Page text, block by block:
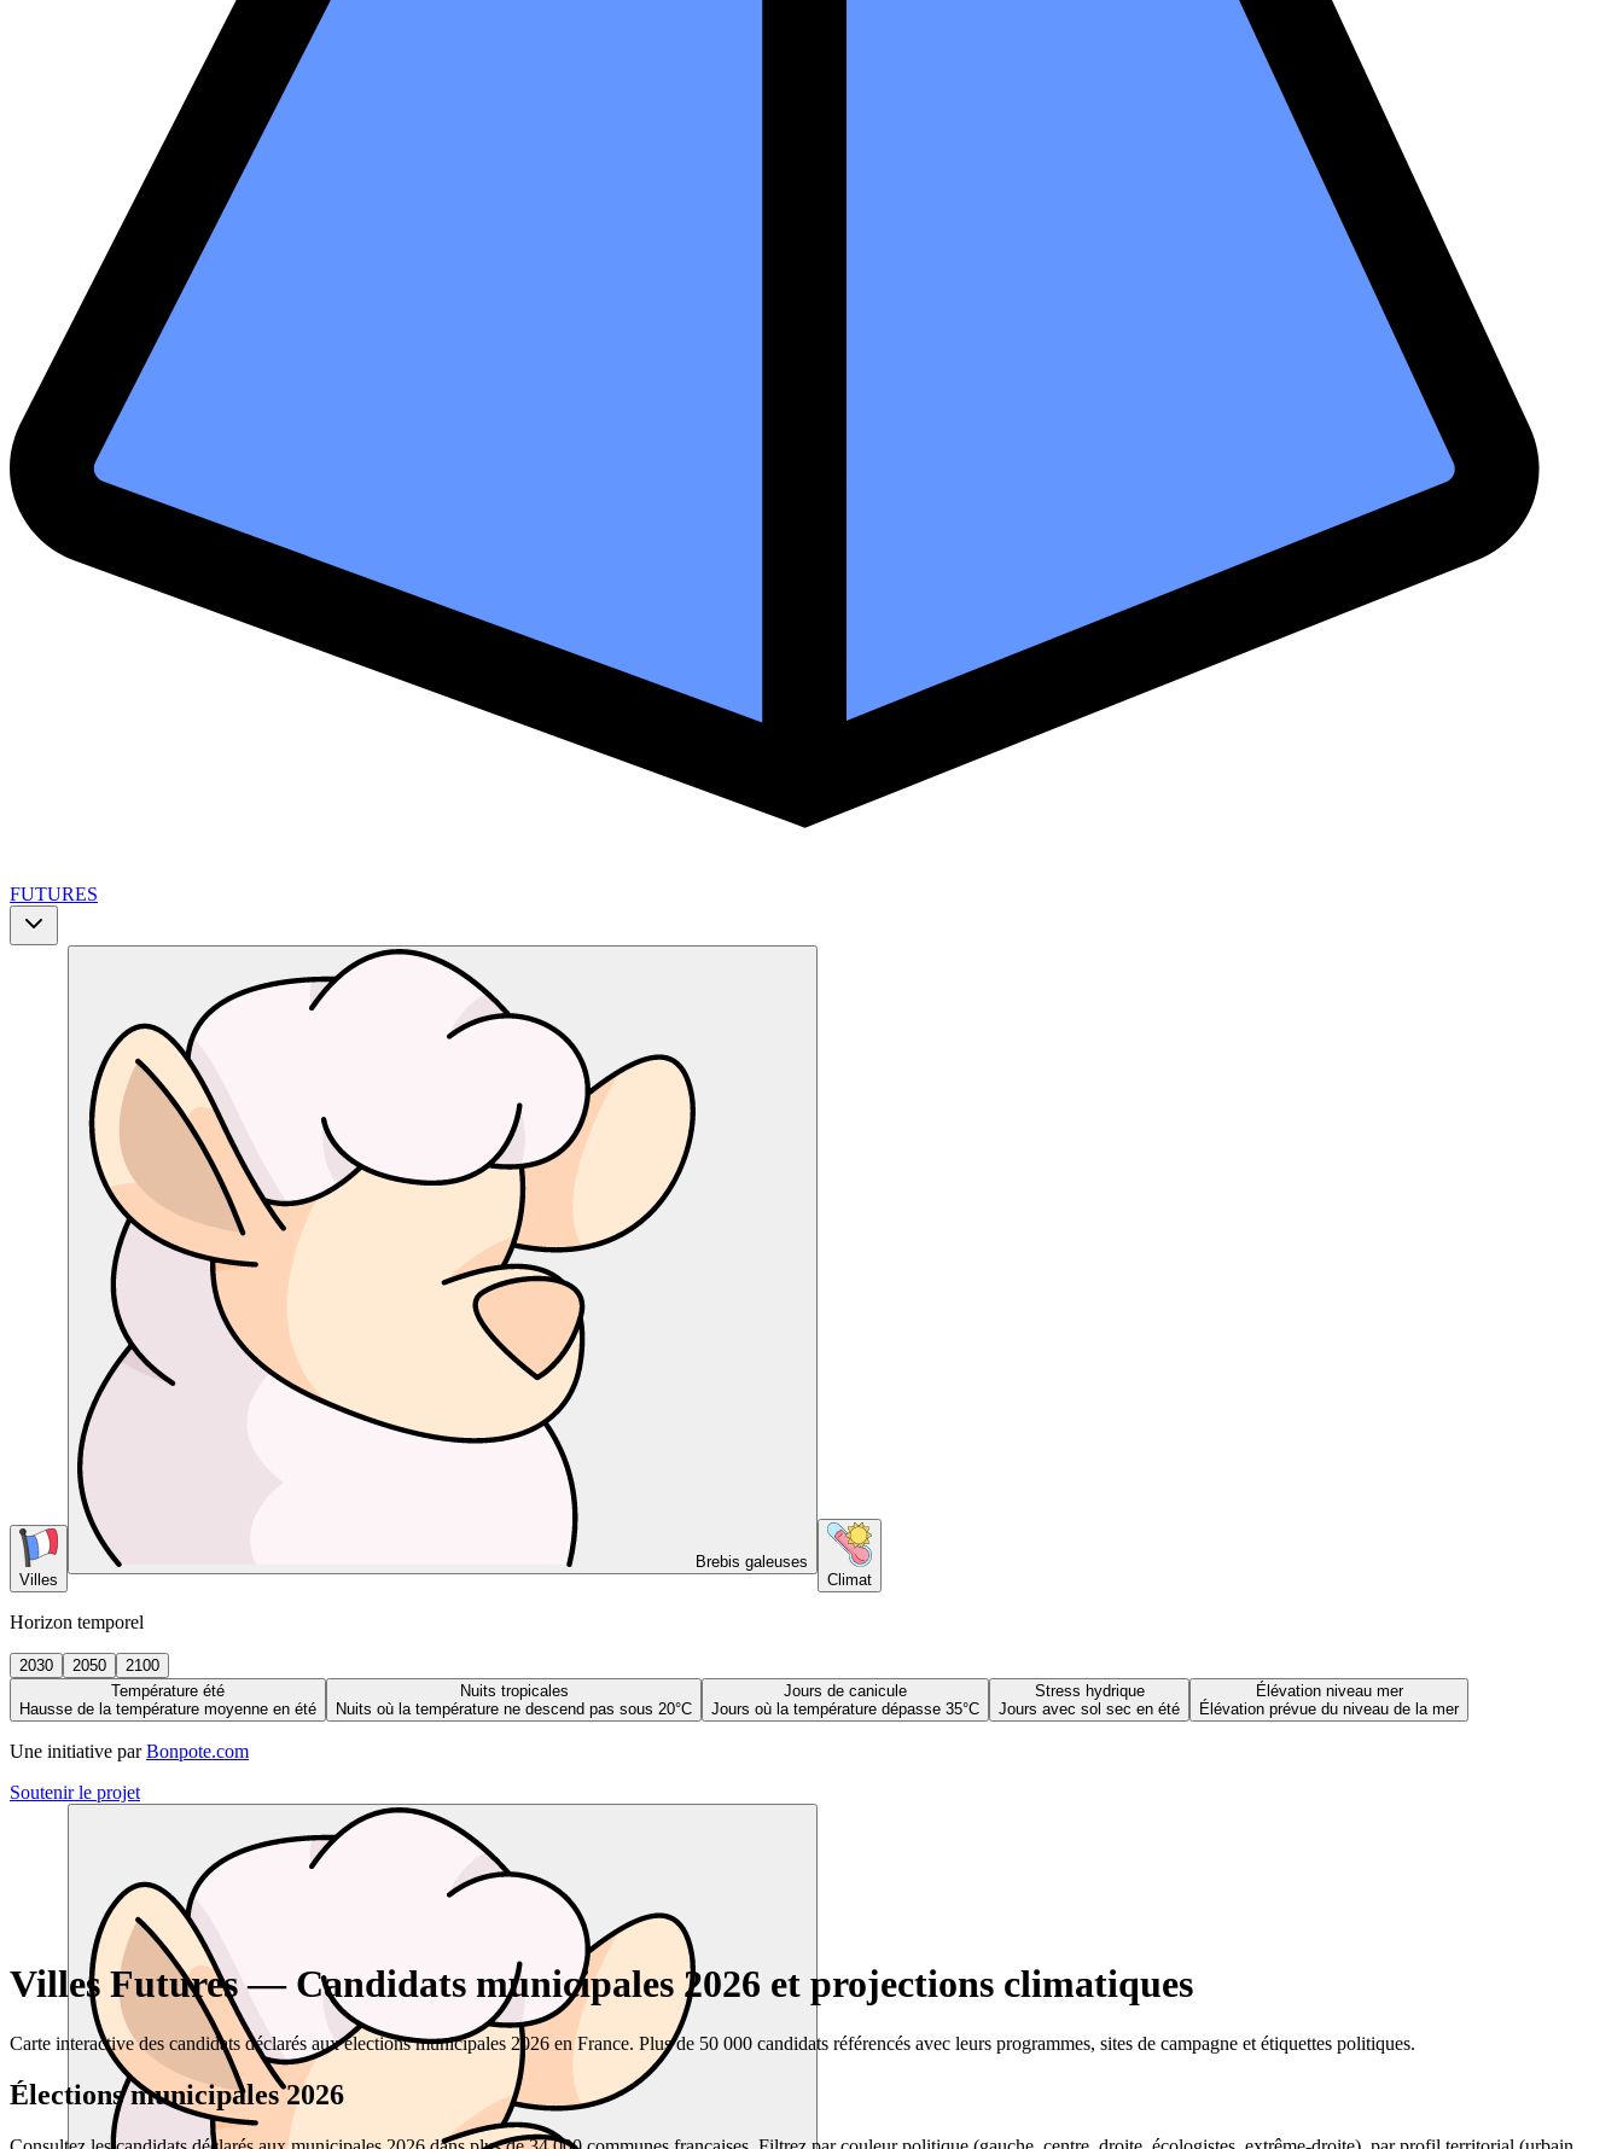
FUTURES
Villes
Brebis galeuses
Climat
Horizon temporel
2030 2050
2100
Température été
Hausse de la température moyenne en été
Nuits tropicales
Nuits où la température ne descend pas sous 20°C
Jours de canicule
Jours où la température dépasse 35°C
Stress hydrique
Jours avec sol sec en été
Élévation niveau mer
Élévation prévue du niveau de la mer
Une initiative par Bonpote.com
Soutenir le projet
Villes Futures — Candidats municipales 2026 et projections climatiques
Carte interactive des candidats déclarés aux élections municipales 2026 en France. Plus de 50 000 candidats référencés avec leurs programmes, sites de campagne et étiquettes politiques.
Élections municipales 2026